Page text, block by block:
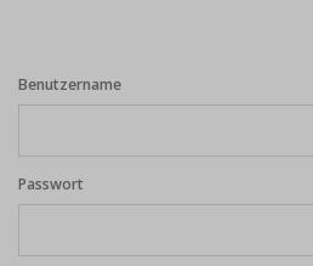
Benutzername
Passwort